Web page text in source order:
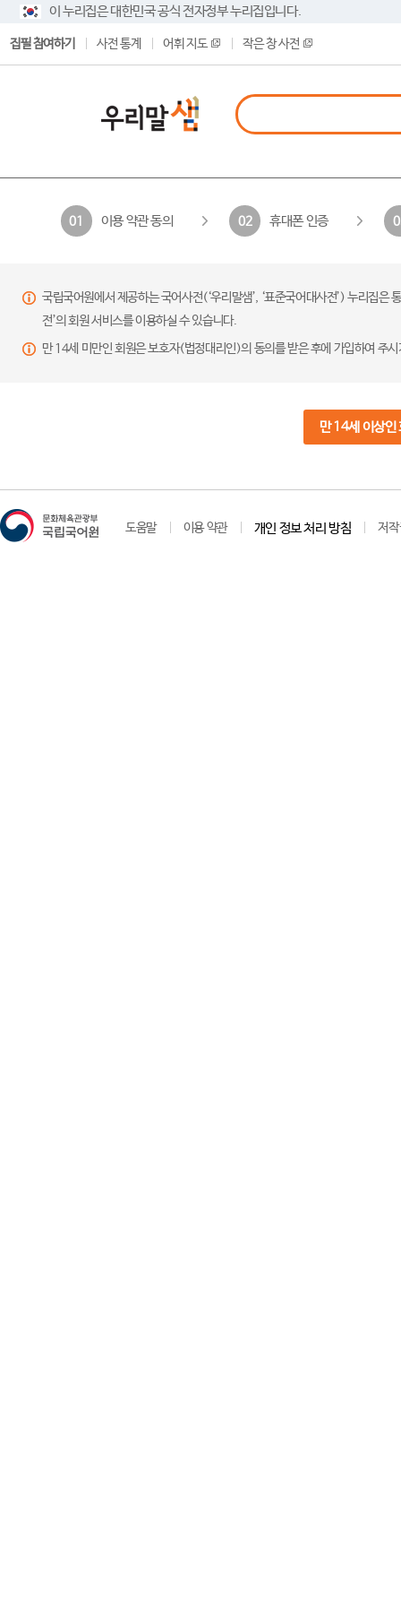
이 누리집은 대한민국 공식 전자정부 누리집입니다.
집필 참여하기 사전 통계 어휘 지도 작은 창 사전
01 이용 약관 동의 02 휴대폰 인증
국립국어원에서 제공하는 국어사전(‘우리말샘’, ‘표준국어대사전’) 누리집
전’의 회원 서비스를 이용하실 수 있습니다.
만 14세 미만인 회원은 보호자(법정대리인)의 동의를 받은 후에 가입하여 주
만 14세 이상인
도움말 이용 약관 개인 정보 처리 방침 저